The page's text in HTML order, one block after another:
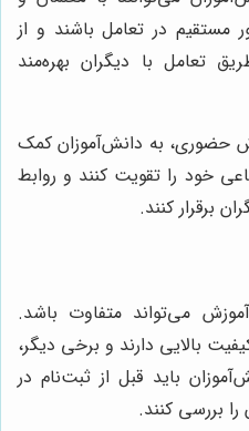
در تعامل باشند و از
تعامل با دیگران بهره‌مند
حضوری، به دانش‌آموزان کمک
خود را تقویت کنند و روابط
برقرار کنند.
می‌تواند متفاوت باشد.
بالایی دارند و برخی دیگر،
باید قبل از ثبت‌نام در
بررسی کنند.